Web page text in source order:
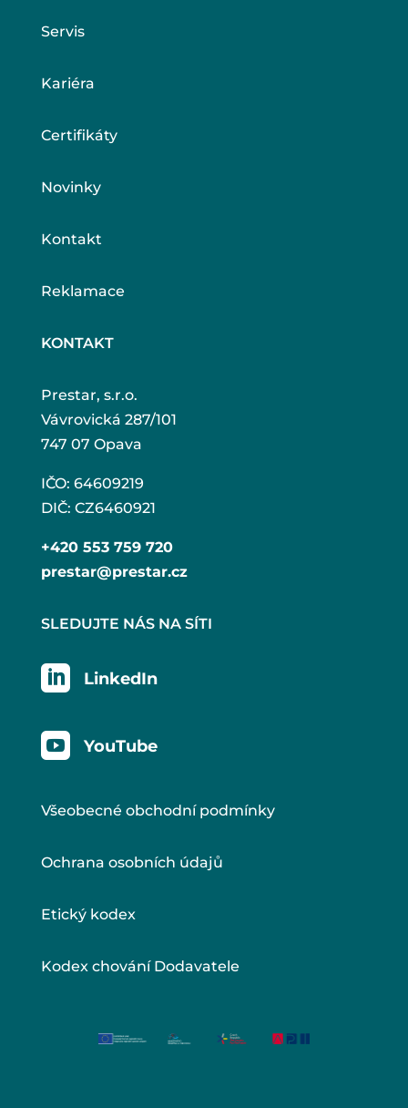
Servis
Kariéra
Certifikáty
Novinky
Kontakt
Reklamace
KONTAKT
Prestar, s.r.o.
Vávrovická 287/101
747 07 Opava
IČO: 64609219
DIČ: CZ6460921
+420 553 759 720
prestar@prestar.cz
SLEDUJTE NÁS NA SÍTI
 LinkedIn
 YouTube
Všeobecné obchodní podmínky
Ochrana osobních údajů
Etický kodex
Kodex chování Dodavatele